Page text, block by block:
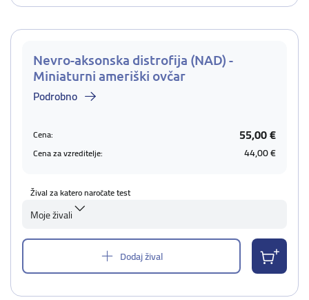
Nevro-aksonska distrofija (NAD) -
Miniaturni ameriški ovčar
Podrobno
Cena: 55,00 €
Cena za vzreditelje: 44,00 €
Žival za katero naročate test
Moje živali
Dodaj žival